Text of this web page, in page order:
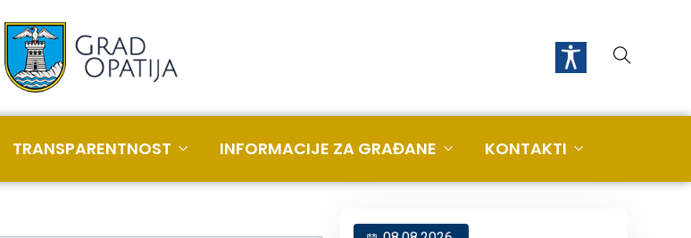
TRANSPARENTNOST INFORMACIJE ZA GRAĐANE KONTAKTI